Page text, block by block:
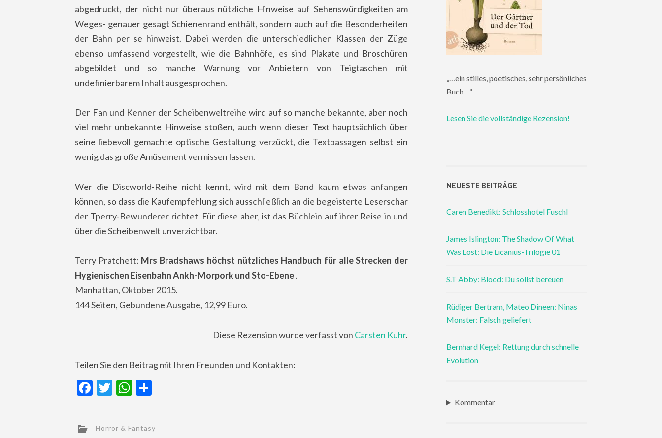
abgedruckt, der nicht nur überaus nützliche Hinweise auf Sehenswürdigkeiten am
Weges- genauer gesagt Schienenrand enthält, sondern auch auf die Besonderheiten
der Bahn per se hinweist. Dabei werden die unterschiedlichen Klassen der Züge
ebenso umfassend vorgestellt, wie die Bahnhöfe, es sind Plakate und Broschüren
abgebildet und so manche Warnung vor Anbietern von Teigtaschen mit
undefinierbarem Inhalt ausgesprochen.
Der Fan und Kenner der Scheibenweltreihe wird auf so manche bekannte, aber noch
viel mehr unbekannte Hinweise stoßen, auch wenn dieser Text hauptsächlich über
seine liebevoll gemachte optische Gestaltung verzückt, die Textpassagen selbst ein
wenig das große Amüsement vermissen lassen.
Wer die Discworld-Reihe nicht kennt, wird mit dem Band kaum etwas anfangen
können, so dass die Kaufempfehlung sich ausschließlich an die begeisterte Leserschar
der Tperry-Bewunderer richtet. Für diese aber, ist das Büchlein auf ihrer Reise in und
über die Scheibenwelt unverzichtbar.
Terry Pratchett: Mrs Bradshaws höchst nützliches Handbuch für alle Strecken der
Hygienischen Eisenbahn Ankh-Morpork und Sto-Ebene.
Manhattan, Oktober 2015.
144 Seiten, Gebundene Ausgabe, 12,99 Euro.
Diese Rezension wurde verfasst von Carsten Kuhr.
Teilen Sie den Beitrag mit Ihren Freunden und Kontakten:
Facebook
TwitterWhatsApp
Horror & Fantasy
„…ein stilles, poetisches, sehr persönliches
Buch…“
Lesen Sie die vollständige Rezension!
NEUESTE BEITRÄGE
Caren Benedikt: Schlosshotel Fuschl
James Islington: The Shadow Of What
Was Lost: Die Licanius-Trilogie 01
S.T Abby: Blood: Du sollst bereuen
Rüdiger Bertram, Mateo Dineen: Ninas
Monster: Falsch geliefert
Bernhard Kegel: Rettung durch schnelle
Evolution
Kommentar